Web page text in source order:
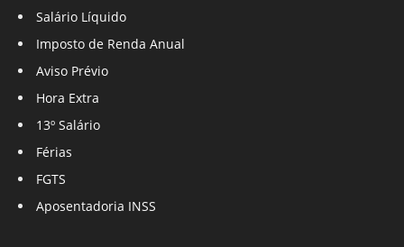
Salário Líquido
Imposto de Renda Anual
Aviso Prévio
Hora Extra
13º Salário
Férias
FGTS
Aposentadoria INSS